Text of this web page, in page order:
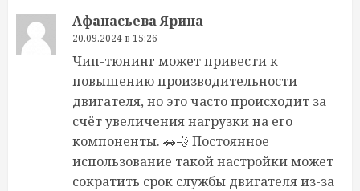
Афанасьева Ярина
20.09.2024 в 15:26
Чип-тюнинг может привести к
повышению производительности
двигателя, но это часто происходит за
счёт увеличения нагрузки на его
компоненты. 🚗💨 Постоянное
использование такой настройки может
сократить срок службы двигателя из-за